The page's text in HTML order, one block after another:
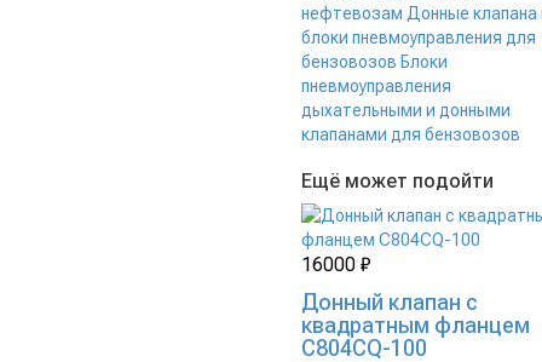
нефтевозам Донные клапана
блоки пневмоуправления для
бензовозов Блоки
пневмоуправления
дыхательными и донными
клапанами для бензовозов
Ещё может подойти
16000 ₽
Донный клапан с
квадратным фланцем
C804CQ-100